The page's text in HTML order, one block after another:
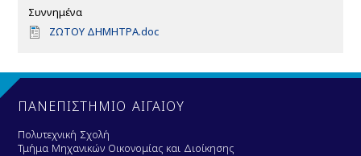
Συννημένα
D
u
e
n
t
ΖΩΤΟΥ ΔΗΜΗΤΡΑ.doc
ΠΑΝΕΠΙΣΤΗΜΙΟ ΑΙΓΑΙΟΥ
Πολυτεχνική Σχολή
Τμήμα Μηχανικών Οικονομίας και Διοίκησης